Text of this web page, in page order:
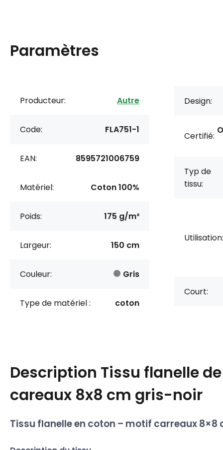
Paramètres
Producteur: Autre
Code: FLA751-1
EAN: 8595721006759
Matériel: Coton 100%
Poids: 175 g/m²
Largeur: 150 cm
Couleur: Gris
Type de matériel : coton
Design:
Certifié:
Typ de
tissu:
Utilisation:
Court:
Description Tissu flanelle
careaux 8x8 cm gris-noir
Tissu flanelle en coton – motif carreaux 8×8